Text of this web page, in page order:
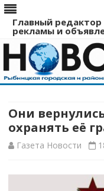
Главный редактор
рекламы и
Они
охранять её
Газета Новости